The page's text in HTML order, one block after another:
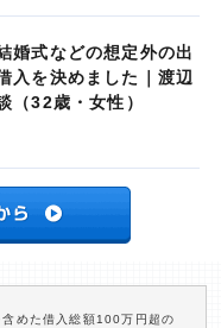
婚式などの想定外の出
入を決めました｜渡辺
（32歳・女性）
めた借入総額100万円超の